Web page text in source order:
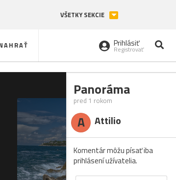
VŠETKY SEKCIE
Prihlásiť
Registrovať
Panoráma
pred 1 rokom
A Attilio
Komentár môžu písať iba
prihlásení užívatelia.